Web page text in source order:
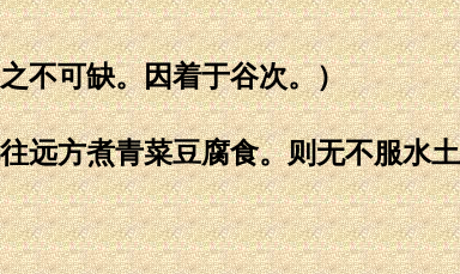
不可缺。因着于谷次。）
远方煮青菜豆腐食。则无不服水